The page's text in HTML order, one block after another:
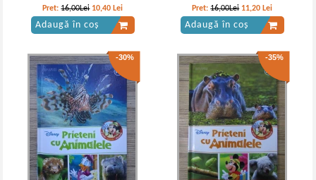
Pret:16,00Lei 10,40 Lei
Adaugă în coș
Pret:16,00Lei 11,20 Lei
Adaugă în coș
-30% -35%